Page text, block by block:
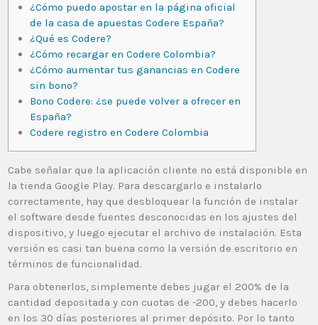
¿Cómo puedo apostar en la página oficial
de la casa de apuestas Codere España?
¿Qué es Codere?
¿Cómo recargar en Codere Colombia?
¿Cómo aumentar tus ganancias en Codere
sin bono?
Bono Codere: ¿se puede volver a ofrecer en
España?
Codere registro en Codere Colombia
Cabe señalar que la aplicación cliente no está disponible en
la tienda Google Play. Para descargarlo e instalarlo
correctamente, hay que desbloquear la función de instalar
el software desde fuentes desconocidas en los ajustes del
dispositivo, y luego ejecutar el archivo de instalación. Esta
versión es casi tan buena como la versión de escritorio en
términos de funcionalidad.
Para obtenerlos, simplemente debes jugar el 200% de la
cantidad depositada y con cuotas de -200, y debes hacerlo
en los 30 días posteriores al primer depósito. Por lo tanto